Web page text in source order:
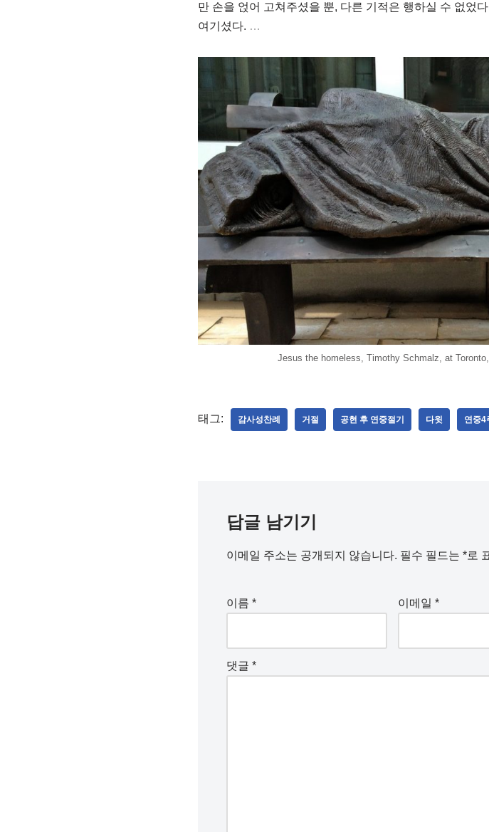
만 손을 얹어 고쳐주셨을 뿐, 다른 기적은 행하실 수 없었
여기셨다. …
Jesus the homeless, Timothy Schmalz, at
태그: 감사성찬례 거절 공현 후 연중절기 다윗 연중4
답글 남기기
이메일 주소는 공개되지 않습니다. 필수 필드는 *로
이름 * 이메일 *
댓글 *